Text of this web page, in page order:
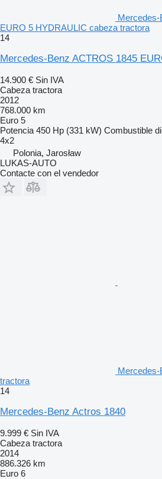
Mercedes-
EURO 5 HYDRAULIC cabeza tractora
14
Mercedes-Benz ACTROS 1845
14.900 € Sin IVA
Cabeza tractora
2012
768.000 km
Euro 5
Potencia 450 Hp (331 kW) Combustible
4x2
Polonia, Jarosław
LUKAS-AUTO
Contacte con el vendedor
Mercedes-
tractora
14
Mercedes-Benz Actros 1840
9.999 € Sin IVA
Cabeza tractora
2014
886.326 km
Euro 6